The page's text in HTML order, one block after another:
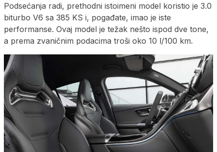
Podsećanja radi, prethodni istoimeni model koristio je 3.0
biturbo V6 sa 385 KS i, pogađate, imao je iste
performanse. Ovaj model je težak nešto ispod dve tone,
a prema zvaničnim podacima troši oko 10 l/100 km.